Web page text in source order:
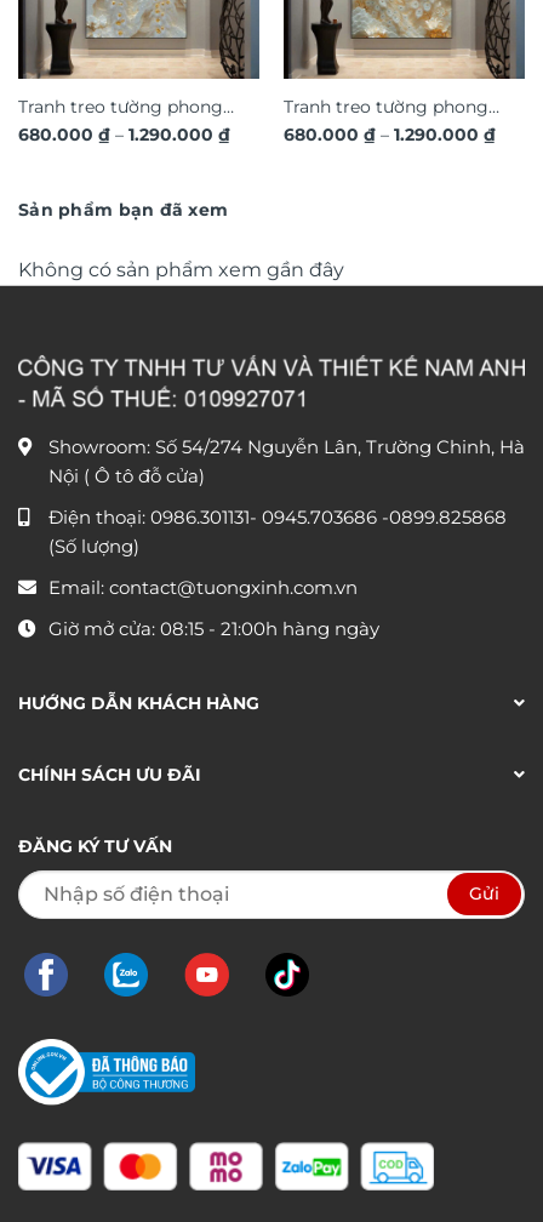
Tranh treo tường phong
thủy đôi công uyên ương
680.000 ₫ – 1.290.000 ₫Khoảng
Tranh treo tường phong
thủy đôi công uyên ương
680.000 ₫ – 1.290.000 ₫
Sản phẩm bạn đã xem
Không có sản phẩm xem gần đây
Showroom: Số 54/274 Nguyễn Lân, Trường Chinh, Hà
Nội ( Ô tô đỗ cửa)
Điện thoại: 0986.301131- 0945.703686 -0899.825868
(Số lượng)
Email: contact@tuongxinh.com.vn
Giờ mở cửa: 08:15 - 21:00h hàng ngày
HƯỚNG DẪN KHÁCH HÀNG
CHÍNH SÁCH ƯU ĐÃI
ĐĂNG KÝ TƯ VẤN